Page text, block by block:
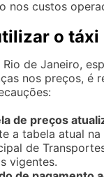
nos custos
o táxi
de Janeiro,
nos preços, é
de preços
a tabela atual
de
vigentes.